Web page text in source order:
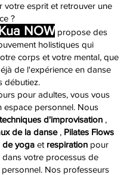
votre esprit et retrouver une
?
NOW propose des
holistiques qui
corps et votre mental, que
de l'expérience en danse
débutiez.
pour adultes, vous vous
espace personnel. Nous
techniques d'improvisation ,
de la danse, Pilates Flows
de yoga et respiration pour
votre processus de
Nos professeurs